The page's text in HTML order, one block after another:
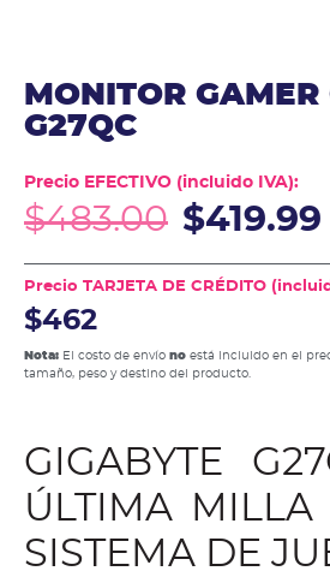
MONITOR GAMER
G27QC
Precio EFECTIVO (incluido IVA):
$483.00 $419.99
Precio TARJETA DE CRÉDITO
$462
Nota: El costo de envío no está incluido en el
tamaño, peso y destino del producto.
GIGABYTE
ÚLTIMA MILLA
SISTEMA DE